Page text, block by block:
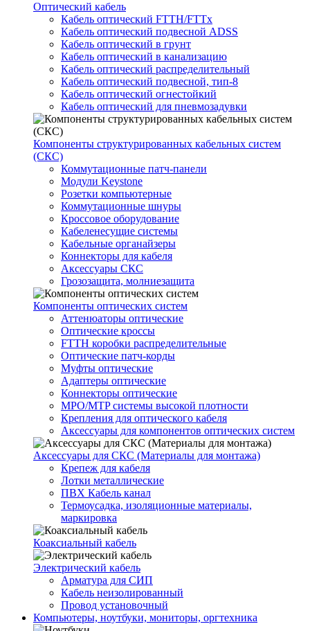
Оптический кабель
Кабель оптический FTTH/FTTx
Кабель оптический подвесной ADSS
Кабель оптический в грунт
Кабель оптический в канализацию
Кабель оптический распределительный
Кабель оптический подвесной, тип-8
Кабель оптический огнестойкий
Кабель оптический для пневмозадувки
Компоненты структурированных кабельных систем
(СКС)
Коммутационные патч-панели
Модули Keystone
Розетки компьютерные
Коммутационные шнуры
Кроссовое оборудование
Кабеленесущие системы
Кабельные органайзеры
Коннекторы для кабеля
Аксессуары СКС
Грозозащита, молниезащита
Компоненты оптических систем
Аттенюаторы оптические
Оптические кроссы
FTTH коробки распределительные
Оптические патч-корды
Муфты оптические
Адаптеры оптические
Коннекторы оптические
MPO/MTP системы высокой плотности
Крепления для оптического кабеля
Аксессуары для компонентов оптических систем
Аксессуары для СКС (Материалы для монтажа)
Крепеж для кабеля
Лотки металлические
ПВХ Кабель канал
Термоусадка, изоляционные материалы,
маркировка
Коаксиальный кабель
Электрический кабель
Арматура для СИП
Кабель неизолированный
Провод установочный
Компьютеры, ноутбуки, мониторы, оргтехника